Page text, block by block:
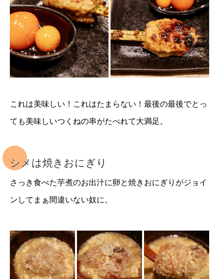
これは美味しい！これはたまらない！最後の最後でとっ
ても美味しいつくねの串がたべれて大満足。
シメは焼きおにぎり
さっき食べた芋煮のお出汁に卵と焼きおにぎりがジョイ
ンしてまぁ間違いない奴に。